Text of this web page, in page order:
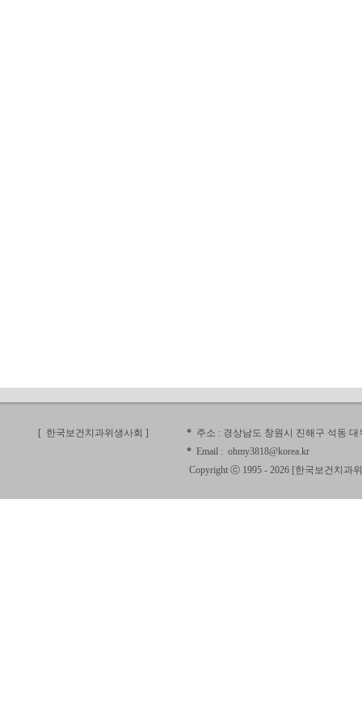
[ 한국보건치과위생사회 ] * 주소 : 경상남도 창원시 진해구 석동 대
* Email : ohmy3818@korea.kr
Copyright ⓒ 1995 - 2026 [한국보건치과